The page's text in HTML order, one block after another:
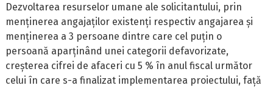
Dezvoltarea resurselor umane ale solicitantului, prin
menținerea angajaților existenți respectiv angajarea și
menținerea a 3 persoane dintre care cel puțin o
persoană aparținând unei categorii defavorizate,
creșterea cifrei de afaceri cu 5 % în anul fiscal următor
celui în care s-a finalizat implementarea proiectului, față